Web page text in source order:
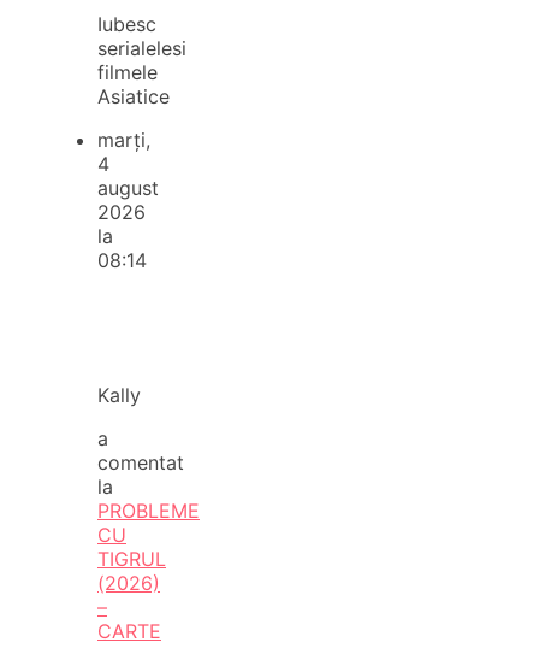
Iubesc
serialelesi
filmele
Asiatice
marți,
4
august
2026
la
08:14
Kally
a
comentat
la
PROBLEME
CU
TIGRUL
(2026)
–
CARTE